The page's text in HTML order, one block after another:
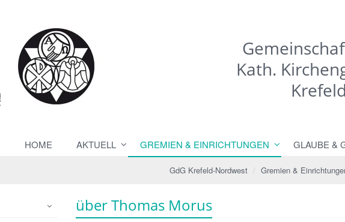
Kath.
HOME AKTUELL GREMIEN & EINRICHTUNGEN GLAUBE &
GdG Krefeld-Nordwest Gremien &
über Thomas Morus